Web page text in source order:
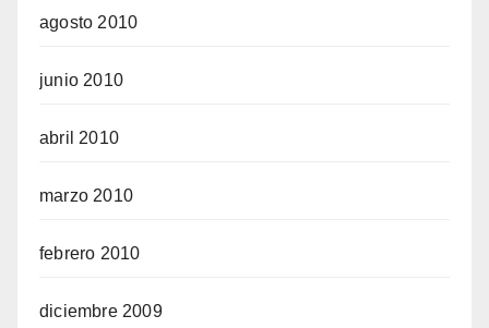
agosto 2010
junio 2010
abril 2010
marzo 2010
febrero 2010
diciembre 2009